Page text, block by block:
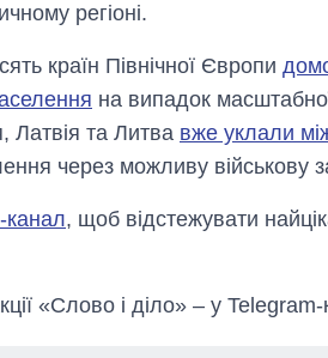
регіоні.
країн Північної Європи
на випадок
Латвія та Литва вже уклали
через можливу військову
канал, щоб відстежувати
«Слово і діло» – у Telegram-